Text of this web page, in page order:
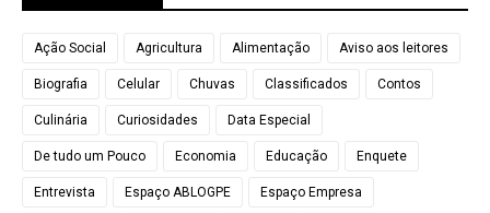
Ação Social Agricultura Alimentação Aviso aos leitores
Biografia Celular Chuvas Classificados Contos
Culinária Curiosidades Data Especial
De tudo um Pouco Economia Educação Enquete
Entrevista Espaço ABLOGPE Espaço Empresa